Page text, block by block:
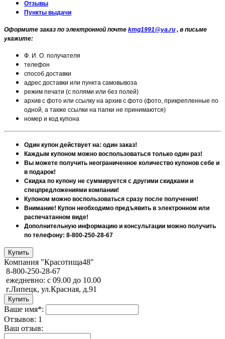
Отзывы
Пункты выдачи
Оформите заказ по электронной почте kmg1991@ya.ru , в письме
укажите:
Ф. И. О. получателя
телефон
способ доставки
адрес доставки или пункта самовывоза
режим печати (с полями или без полей)
архив с фото или ссылку на архив с фото (фото, прикрепленные по
одной, а также ссылки на папки не принимаются)
номер и код купона
Один купон действует на: один заказ!
Каждым купоном можно воспользоваться только один раз!
Вы можете получить неограниченное количество купонов себе и
в подарок!
Скидка по купону не суммируется с другими скидками и
спецпредложениями компании!
Купоном можно воспользоваться сразу после получения!
Внимание! Купон необходимо предъявить в электронном или
распечатанном виде!
Дополнительную информацию и консультации можно получить
по телефону: 8-800-250-28-67
Компания "Красотища48"
8-800-250-28-67
ежедневно: с 09.00 до 10.00
г.Липецк, ул.Красная, д.91
Ваше имя*:
Отзывов: 1
Ваш отзыв: